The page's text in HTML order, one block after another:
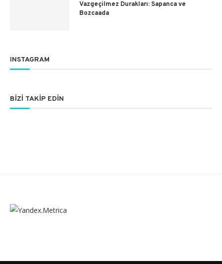
Vazgeçilmez Durakları: Sapanca ve
Bozcaada
INSTAGRAM
BIZI TAKIP EDIN